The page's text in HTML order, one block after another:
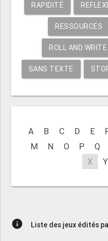
RAPIDITÉ
RESSOURCES
ROLL AND WRITE
SANS TEXTE
A B C D E
M
N O P Q
X
Y
info Liste des jeux édités